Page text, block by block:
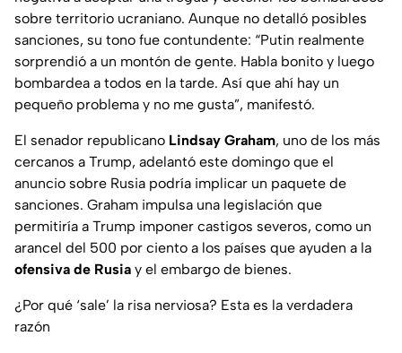
sobre territorio ucraniano. Aunque no detalló posibles
sanciones, su tono fue contundente: “Putin realmente
sorprendió a un montón de gente. Habla bonito y luego
bombardea a todos en la tarde. Así que ahí hay un
pequeño problema y no me gusta”, manifestó.
El senador republicano Lindsay Graham, uno de los más
cercanos a Trump, adelantó este domingo que el
anuncio sobre Rusia podría implicar un paquete de
sanciones. Graham impulsa una legislación que
permitiría a Trump imponer castigos severos, como un
arancel del 500 por ciento a los países que ayuden a la
ofensiva de Rusia y el embargo de bienes.
¿Por qué ‘sale’ la risa nerviosa? Esta es la verdadera
razón